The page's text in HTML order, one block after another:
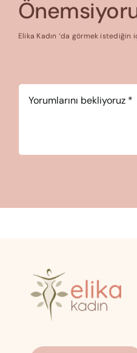
Elika Kadın ‘da görmek